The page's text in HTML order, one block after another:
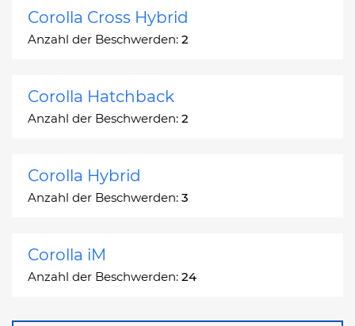
Corolla Cross Hybrid
Anzahl der Beschwerden: 2
Corolla Hatchback
Anzahl der Beschwerden: 2
Corolla Hybrid
Anzahl der Beschwerden: 3
Corolla iM
Anzahl der Beschwerden: 24